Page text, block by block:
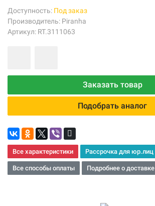
Доступность: Под заказ
Производитель: Piranha
Артикул: RT.3111063
Заказать товар
Подобрать аналог
Все характеристики Рассрочка для юр.лиц
Все способы оплаты Подробнее о доставке